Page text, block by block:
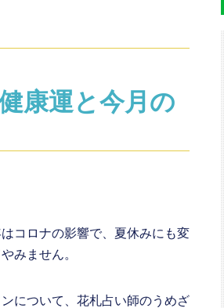
康運と今月の
コロナの影響で、夏休みにも変
みません。
について、花札占い師のうめざ